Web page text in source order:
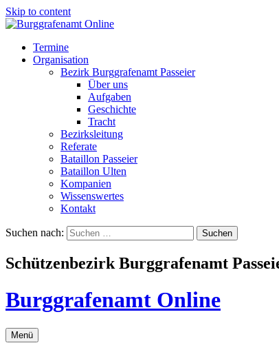
Skip to content
Termine
Organisation
Bezirk Burggrafenamt Passeier
Über uns
Aufgaben
Geschichte
Tracht
Bezirksleitung
Referate
Bataillon Passeier
Bataillon Ulten
Kompanien
Wissenswertes
Kontakt
Suchen nach:
Schützenbezirk Burggrafenamt
Burggrafenamt Online
Menü